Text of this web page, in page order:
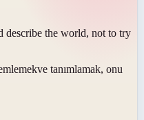
describe the world, not to try
ve tanımlamak, onu